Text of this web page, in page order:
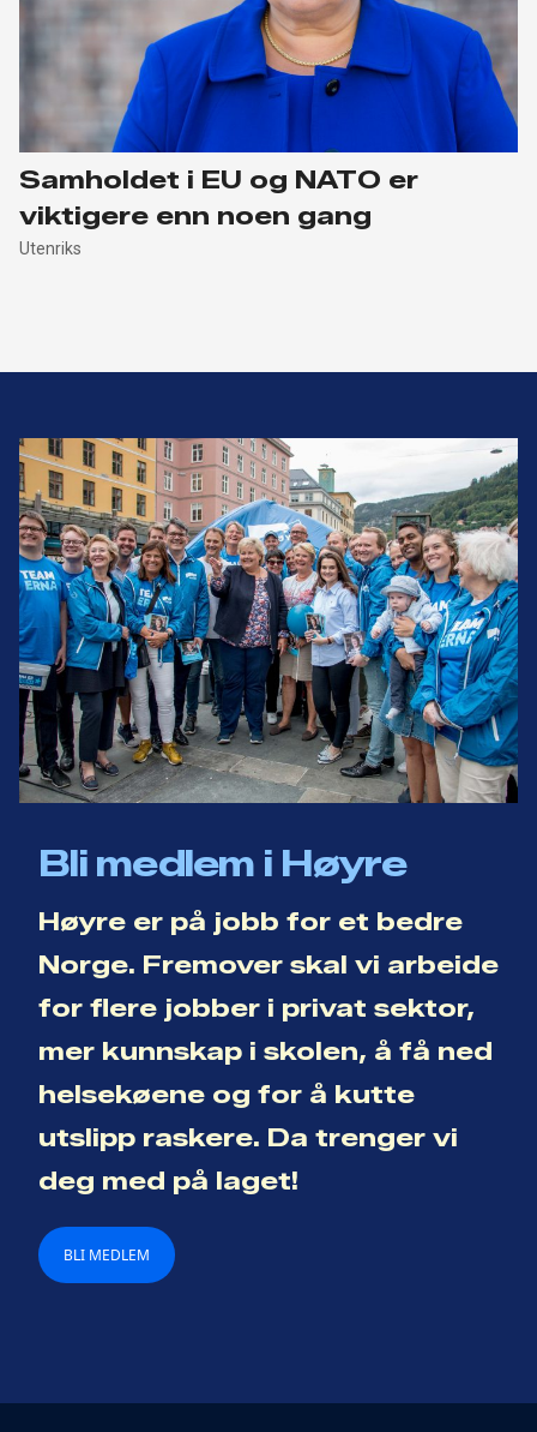
Samholdet i EU og NATO er
viktigere enn noen gang
Utenriks
Bli medlem i Høyre
Høyre er på jobb for et bedre
Norge. Fremover skal vi arbeide
for flere jobber i privat sektor,
mer kunnskap i skolen, å få ned
helsekøene og for å kutte
utslipp raskere. Da trenger vi
deg med på laget!
BLI MEDLEM